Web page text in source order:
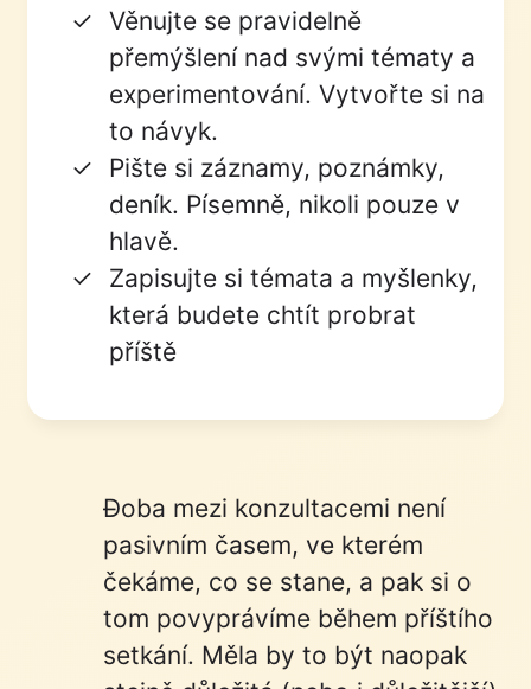
Věnujte se pravidelně
přemýšlení nad svými tématy a
experimentování. Vytvořte si na
to návyk.
Pište si záznamy, poznámky,
deník. Písemně, nikoli pouze v
hlavě.
Zapisujte si témata a myšlenky,
která budete chtít probrat
příště
Doba mezi konzultacemi není
pasivním časem, ve kterém
čekáme, co se stane, a pak si o
tom povyprávíme během příštího
setkání. Měla by to být naopak